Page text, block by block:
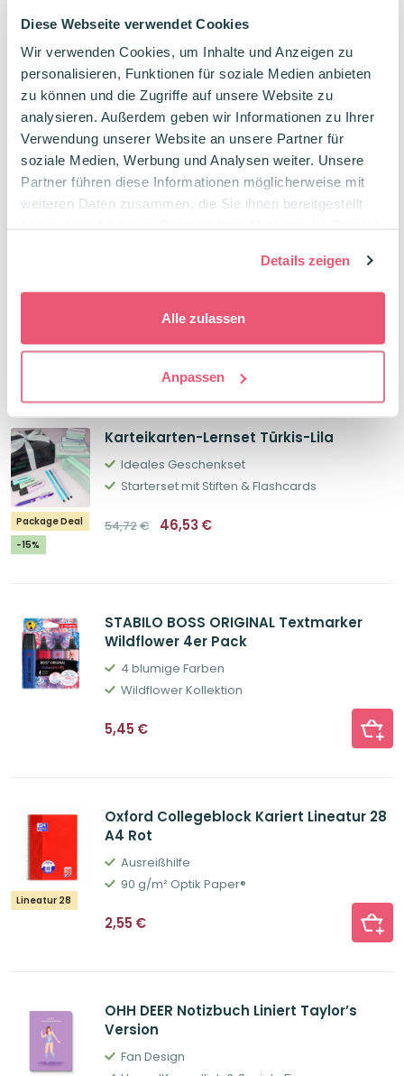
Diese Webseite verwendet Cookies
Wir verwenden Cookies, um Inhalte und Anzeigen zu
personalisieren, Funktionen für soziale Medien anbieten
zu können und die Zugriffe auf unsere Website zu
analysieren. Außerdem geben wir Informationen zu Ihrer
Verwendung unserer Website an unsere Partner für
soziale Medien, Werbung und Analysen weiter. Unsere
Partner führen diese Informationen möglicherweise mit
weiteren Daten zusammen, die Sie ihnen bereitgestellt
Details zeigen
Alle zulassen
Anpassen
ITOTAL Stifte-Halter Köchel Einhorn
Im Kawaii Look
Stabil & Robust
14,84€ Preis
war:
14,84€
10,00€Preis
ist:
10,00€.
Mit Druck-Mechanismus
4er Set mit Grundfarben
11,98€
Package Deal
-15%
Karteikarten-Lernset Türkis-Lila
Ideales Geschenkset
Starterset mit Stiften & Flashcards
54,72€ Ursprünglicher
Preis
46,53 €
STABILO BOSS ORIGINAL Textmarker
Wildflower 4er Pack
4 blumige Farben
Wildflower Kollektion
5,45 €
Lineatur 28
Oxford Collegeblock Kariert Lineatur 28
A4 Rot
Ausreißhilfe
90 g/m² Optik Paper®
2,55 €
OHH DEER Notizbuch Liniert Taylor’s
Version
Fan Design